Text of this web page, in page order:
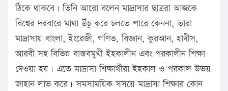
ঠিকে থাকবে। তিনি আরো বলেন মাদ্রাসার ছাত্ররা আজকে
বিশ্বের দরবারে মাথা উঁচু করে চলতে পারে কেননা, তারা
মাদ্রাসায় বাংলা, ইংরেজী, গণিত, বিজ্ঞান, কুরআন, হাদীস,
আরবী সহ বিভিন্ন বাস্তবমুখী ইহকালীন এবং পরকালীন শিক্ষা
দেওয়া হয়। এতে মাদ্রাসা শিক্ষার্থীরা ইহকাল ও পরকাল উভয়
জাহান লাভ করে। সমসাময়িক সসয়ে মাদ্রাসা শিক্ষার কোন